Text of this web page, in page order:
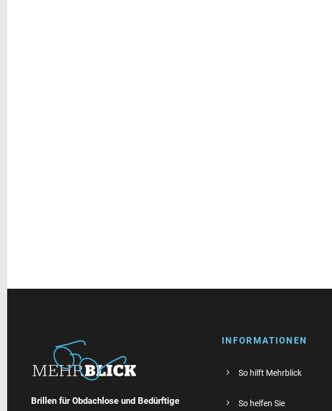
Brillen für Obdachlose und Bedürftige
INFORMATIONEN
So hilft Mehrblick
So helfen Sie